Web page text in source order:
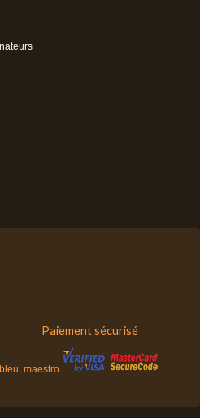
Paiement sécurisé
maestro